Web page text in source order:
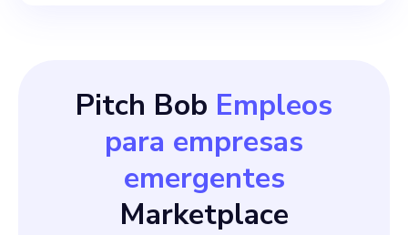
Pitch Bob Empleos
para empresas
emergentes
Marketplace